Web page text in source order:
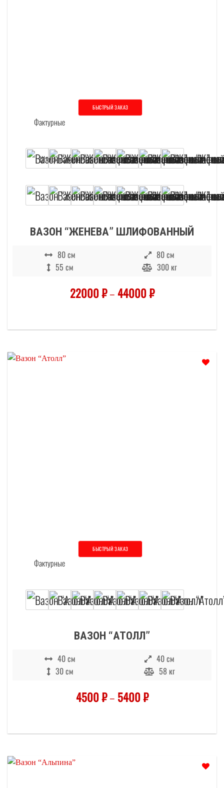
БЫСТРЫЙ ЗАКАЗ
ВАЗОН “ЖЕНЕВА” ШЛИФОВАННЫЙ
80 см
80 см
55 см
300 кг
22000₽–44000₽
БЫСТРЫЙ ЗАКАЗ
ВАЗОН “АТОЛЛ”
40 см
40 см
30 см
58 кг
4500₽– 5400₽